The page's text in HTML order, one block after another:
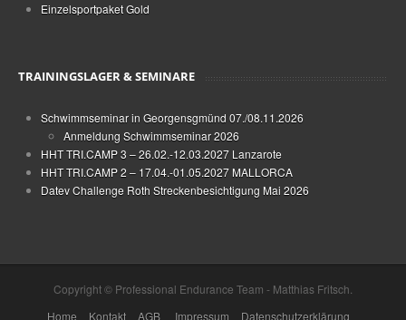
Einzelsportpaket Gold
TRAININGSLAGER & SEMINARE
Schwimmseminar in Georgensgmünd 07./08.11.2026
Anmeldung Schwimmseminar 2026
HHT TRI.CAMP 3 – 26.02.-12.03.2027 Lanzarote
HHT TRI.CAMP 2 – 17.04.-01.05.2027 MALLORCA
Datev Challenge Roth Streckenbesichtigung Mai 2026
Copyright © Professional Endurance Team - Matthias Fritsch.
Home
Kontakt AGB Impressum Datenschutzerklärung